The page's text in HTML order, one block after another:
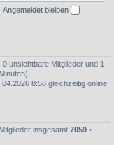
Angemeldet bleiben
0 unsichtbare Mitglieder und 1
8:58 gleichzeitig online
insgesamt 7059 •